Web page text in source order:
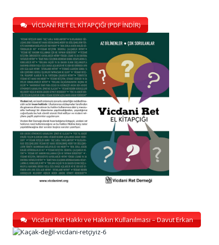
VİCDANİ RET EL KİTAPÇIĞI (PDF İNDİR)
Vicdani Ret Hakkı ve Hakkın Kullanılması – Davut Erkan